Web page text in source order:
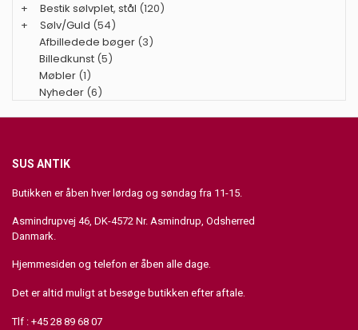
+
Bestik sølvplet, stål (120)
+
Sølv/Guld (54)
Afbilledede bøger (3)
Billedkunst (5)
Møbler (1)
Nyheder (6)
SUS ANTIK
Butikken er åben hver lørdag og søndag fra 11-15.
Asmindrupvej 46, DK-4572 Nr. Asmindrup, Odsherred
Danmark.
Hjemmesiden og telefon er åben alle dage.
Det er altid muligt at besøge butikken efter aftale.
Tlf : +45 28 89 68 07